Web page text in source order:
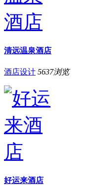
清远温泉酒店
酒店设计 5637浏览
好运来酒店